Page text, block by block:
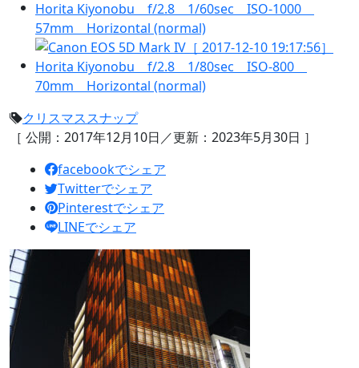
クリスマススナップ
［ 公開：2017年12月10日／更新：2023年5月30日 ］
facebookでシェア
Twitterでシェア
Pinterestでシェア
LINEでシェア